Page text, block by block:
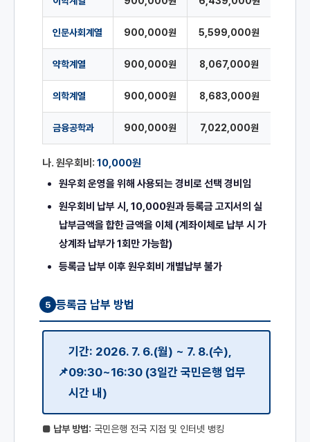
인문사회계열 900,000원 5,599,000원
약학계열 900,000원 8,067,000원
의학계열 900,000원 8,683,000원
금융공학과 900,000원 7,022,000원
나. 원우회비: 10,000원
원우회 운영을 위해 사용되는 경비로 선택 경비임
원우회비 납부 시, 10,000원과 등록금 고지서의 실
납부금액을 합한 금액을 이체 (계좌이체로 납부 시 가
상계좌 납부가 1회만 가능함)
등록금 납부 이후 원우회비 개별납부 불가
5 등록금 납부 방법
기간: 2026. 7. 6.(월) ~ 7. 8.(수),
09:30~16:30 (3일간 국민은행 업무
시간 내)
■ 납부 방법: 국민은행 전국 지점 및 인터넷 뱅킹